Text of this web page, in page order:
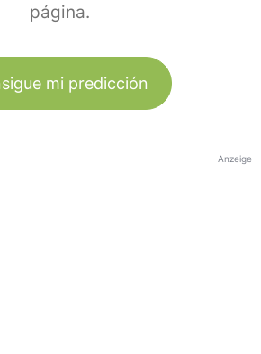
página.
mi predicción
Anzeige